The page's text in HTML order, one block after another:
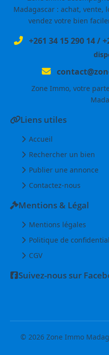
Madagascar : achat, vente,
vendez votre bien
+261 34 15 290 14/
Zone Immo, votre
Liens utiles
Accueil
Rechercher un bien
Publier une annonce
Contactez-nous
Mentions & Légal
Mentions légales
Politique de
CGV
Suivez-nous sur
© 2026 Zone Immo